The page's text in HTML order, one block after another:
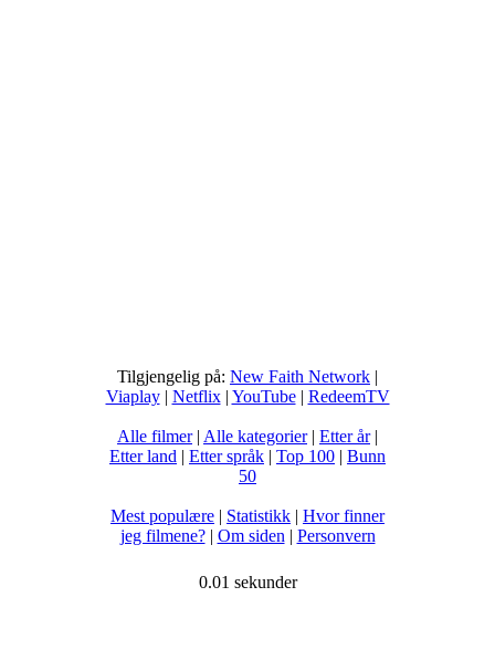
Tilgjengelig på: New Faith Network
Viaplay| Netflix| YouTube| RedeemTV
Alle filmer| Alle kategorier| Etter år|
Etter land
Etter språk Top 100
Bunn
50
Mest populære Statistikk
Hvor finner
jeg filmene?| Om siden| Personvern
0.01 sekunder